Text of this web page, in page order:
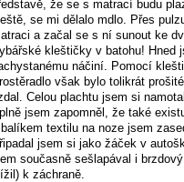
že se s matrací budu
se mi dělalo mdlo. Přes
a začal se s ní sunout ke
kleštičky v batohu!
náčiní. Pomocí
však bylo tolikrát
Celou plachtu jsem si
jsem zapomněl, že také
textilu na noze jsem
jsem si jako žáček v
současně sešlapával i
k záchraně.